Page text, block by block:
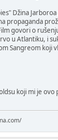
Džina
propaganda
govori o
u Atlantiku, i
Sangreom koji
koji mi je ovo